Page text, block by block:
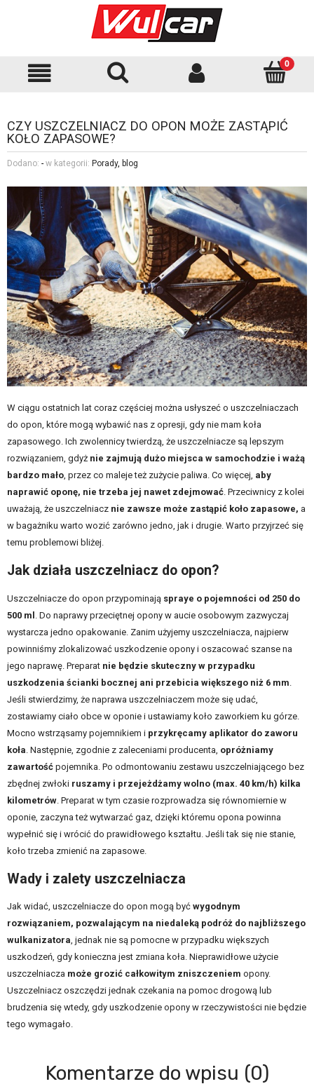
CZY USZCZELNIACZ DO OPON MOŻE ZASTĄPIĆ
KOŁO ZAPASOWE?
Dodano: - w kategorii: Porady, blog
W ciągu ostatnich lat coraz częściej można usłyszeć o uszczelniaczach
do opon, które mogą wybawić nas z opresji, gdy nie mam koła
zapasowego. Ich zwolennicy twierdzą, że uszczelniacze są lepszym
rozwiązaniem, gdyż nie zajmują dużo miejsca w samochodzie i ważą
bardzo mało, przez co maleje też zużycie paliwa. Co więcej, aby
naprawić oponę, nie trzeba jej nawet zdejmować. Przeciwnicy z kolei
uważają, że uszczelniacz nie zawsze może zastąpić koło zapasowe, a
w bagażniku warto wozić zarówno jedno, jak i drugie. Warto przyjrzeć się
temu problemowi bliżej.
Jak działa uszczelniacz do opon?
Uszczelniacze do opon przypominają spraye o pojemności od 250 do
500 ml . Do naprawy przeciętnej opony w aucie osobowym zazwyczaj
wystarcza jedno opakowanie. Zanim użyjemy uszczelniacza, najpierw
powinniśmy zlokalizować uszkodzenie opony i oszacować szanse na
jego naprawę. Preparat nie będzie skuteczny w przypadku
uszkodzenia ścianki bocznej ani przebicia większego niż 6 mm
Jeśli stwierdzimy, że naprawa uszczelniaczem może się udać,
zostawiamy ciało obce w oponie i ustawiamy koło zaworkiem ku górze.
Mocno wstrząsamy pojemnikiem i przykręcamy aplikator do zaworu
koła . Następnie, zgodnie z zaleceniami producenta, opróżniamy
zawartość pojemnika. Po odmontowaniu zestawu uszczelniającego bez
zbędnej zwłoki ruszamy i przejeżdżamy wolno (max. 40 km/h) kilka
kilometrów . Preparat w tym czasie rozprowadza się równomiernie w
oponie, zaczyna też wytwarzać gaz, dzięki któremu opona powinna
wypełnić się i wrócić do prawidłowego kształtu. Jeśli tak się nie stanie,
koło trzeba zmienić na zapasowe.
Wady i zalety uszczelniacza
Jak widać, uszczelniacze do opon mogą być wygodnym
rozwiązaniem, pozwalającym na niedaleką podróż do najbliższego
wulkanizatora , jednak nie są pomocne w przypadku większych
uszkodzeń, gdy konieczna jest zmiana koła. Nieprawidłowe użycie
uszczelniacza może grozić całkowitym zniszczeniem opony.
Uszczelniacz oszczędzi jednak czekania na pomoc drogową lub
brudzenia się wtedy, gdy uszkodzenie opony w rzeczywistości nie będzie
tego wymagało.
Komentarze do wpisu (0)